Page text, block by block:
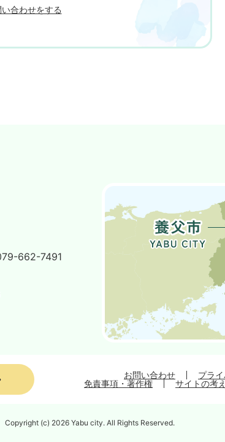
合わせをする
662-7491
お問い合わせ プラ
免責事項・著作権
サイトの考
Copyright (c) 2026 Yabu city. All Rights Reserved.